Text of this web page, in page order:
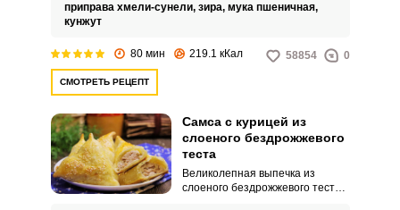
приправа хмели-сунели, зира, мука пшеничная,
кунжут
80 мин 219.1 кКал 58854 0
СМОТРЕТЬ РЕЦЕПТ
Самса с курицей из
слоеного бездрожжевого
теста
Великолепная выпечка из
слоеного бездрожжевого теста.